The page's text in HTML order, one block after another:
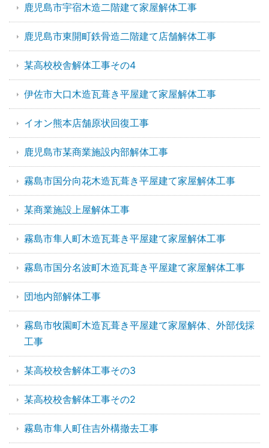
鹿児島市宇宿木造二階建て家屋解体工事
鹿児島市東開町鉄骨造二階建て店舗解体工事
某高校校舎解体工事その4
伊佐市大口木造瓦葺き平屋建て家屋解体工事
イオン熊本店舗原状回復工事
鹿児島市某商業施設内部解体工事
霧島市国分向花木造瓦葺き平屋建て家屋解体工事
某商業施設上屋解体工事
霧島市隼人町木造瓦葺き平屋建て家屋解体工事
霧島市国分名波町木造瓦葺き平屋建て家屋解体工事
団地内部解体工事
霧島市牧園町木造瓦葺き平屋建て家屋解体、外部伐採
工事
某高校校舎解体工事その3
某高校校舎解体工事その2
霧島市隼人町住吉外構撤去工事